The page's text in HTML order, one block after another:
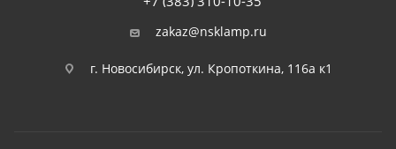
zakaz@nsklamp.ru
г. Новосибирск, ул. Кропоткина, 116а к1